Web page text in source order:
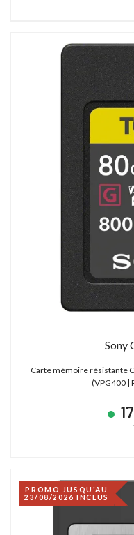
Sony
Carte mémoire résistante
(VPG400 |
PROMO JUSQU'AU
23/08/2026 INCLUS